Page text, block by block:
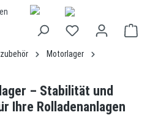
Motorlager
– Stabilität und
Ihre Rolladenanlagen